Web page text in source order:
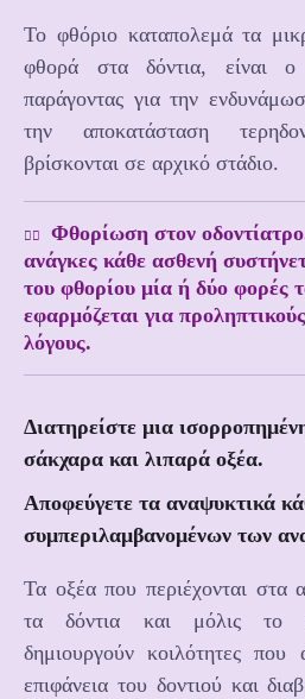
Το φθόριο καταπολεμά τα
φθορά στα δόντια, είναι ο
παράγοντας για την
την αποκατάσταση
βρίσκονται σε αρχικό στάδιο.
Φθορίωση στον
ανάγκες κάθε ασθενή
του φθορίου μία ή δύο φορές
εφαρμόζεται για
λόγους.
Διατηρείστε μια
σάκχαρα και λιπαρά οξέα.
Αποφεύγετε τα αναψυκτικά
συμπεριλαμβανομένων των
Τα οξέα που περιέχονται στα
τα δόντια και μόλις το
δημιουργούν κοιλότητες που
επιφάνεια του δοντιού και